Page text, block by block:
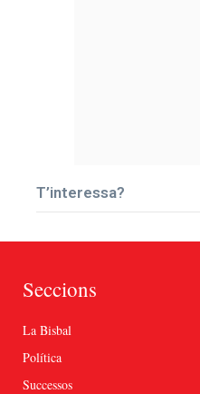
T’interessa?
Seccions
La Bisbal
Política
Successos